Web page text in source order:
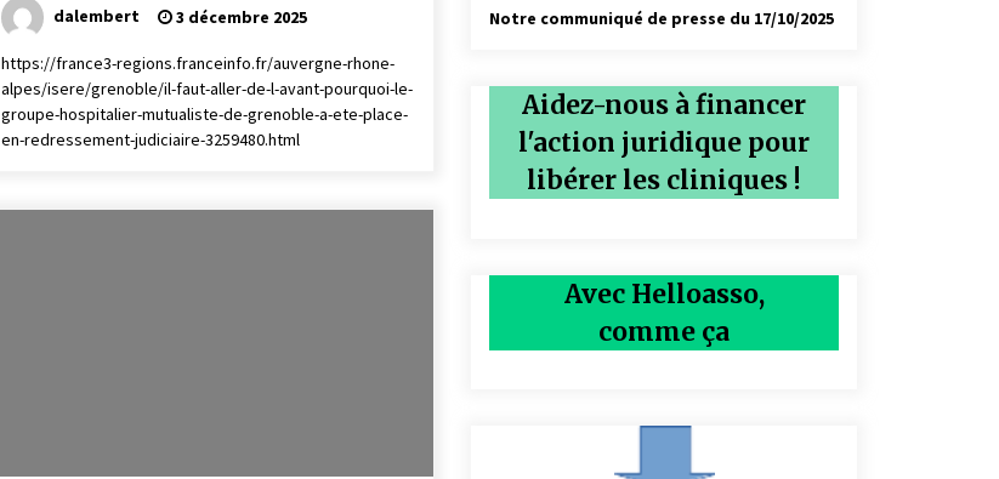
dalembert 3 décembre 2025
https://france3-regions.franceinfo.fr/auvergne-rhone-
alpes/isere/grenoble/il-faut-aller-de-l-avant-pourquoi-le-
groupe-hospitalier-mutualiste-de-grenoble-a-ete-place-
en-redressement-judiciaire-3259480.html
Notre communiqué de presse du 17/10/2025
Aidez-nous à financer
l'action juridique pour
libérer les cliniques !
Avec Helloasso,
comme ça